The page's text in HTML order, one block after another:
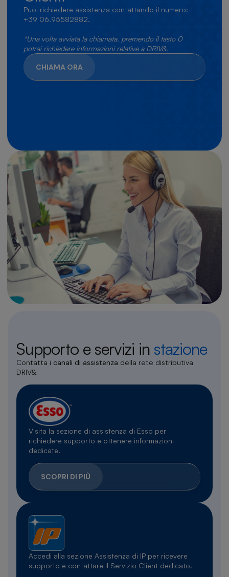
Puoi richiedere assistenza contattando il numero:
+39 06.95582882.
*Una volta avviata la chiamata, premendo il tasto 0
potrai richiedere informazioni relative a DRIV&.
CHIAMA ORA
Supporto e servizi in stazione
Contatta i canali di assistenza della rete distributiva
DRIV&.
Visita la sezione di assistenza di Esso per
richiedere supporto e ottenere informazioni
dedicate.
SCOPRI DI PIÙ
Accedi alla sezione Assistenza di IP per ricevere
supporto e contattare il Servizio Client dedicato.